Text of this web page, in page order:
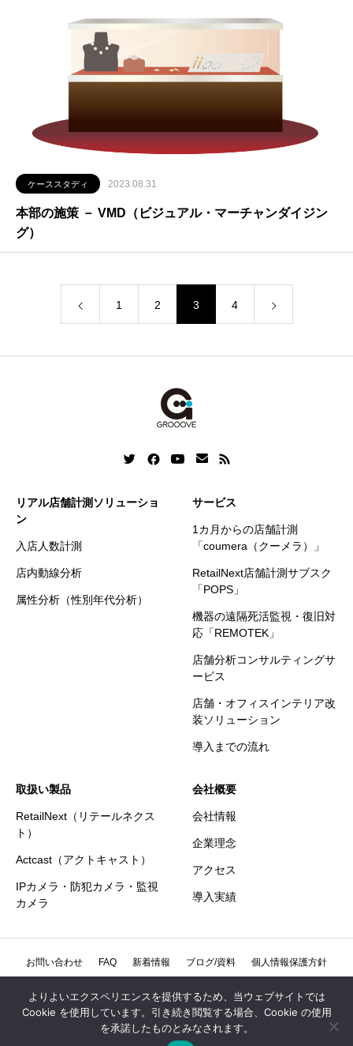
ケーススタディ 2023.08.31
本部の施策 － VMD（ビジュアル・マーチャンダイジン
グ）
1 2 3 4
リアル店舗計測ソリューショ
ン
入店人数計測
店内動線分析
属性分析（性別年代分析）
サービス
1カ月からの店舗計測
「coumera（クーメラ）」
RetailNext店舗計測サブスク
「POPS」
機器の遠隔死活監視・復旧対
応「REMOTEK」
店舗分析コンサルティングサ
ービス
店舗・オフィスインテリア改
装ソリューション
導入までの流れ
取扱い製品
RetailNext（リテールネクス
ト）
Actcast（アクトキャスト）
IPカメラ・防犯カメラ・監視
カメラ
会社概要
会社情報
企業理念
アクセス
導入実績
お問い合わせ FAQ 新着情報 ブログ/資料 個人情報保護方針
情報セキュリティ方針
よりよいエクスペリエンスを提供するため、当ウェブサイトでは
Cookie を使用しています。引き続き閲覧する場合、Cookie の使用
を承諾したものとみなされます。